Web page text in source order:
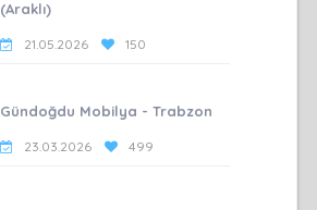
(Araklı)
21.05.2026 150
Gündoğdu Mobilya - Trabzon
23.03.2026 499